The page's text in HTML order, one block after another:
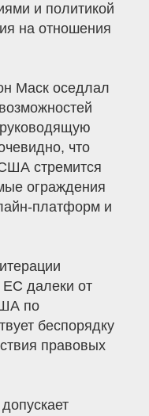
и политикой
на отношения
Маск оседлал
что
стремится
ограждения
платформ и
ЕС далеки от
по
беспорядку
правовых